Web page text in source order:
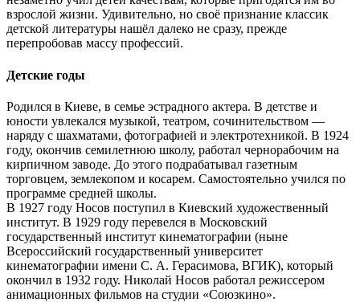
взрослой жизни. Удивительно, но своё признание классик
детской литературы нашёл далеко не сразу, прежде
перепробовав массу профессий.
Детские годы
Родился в Киеве, в семье эстрадного актера. В детстве и
юности увлекался музыкой, театром, сочинительством —
наряду с шахматами, фотографией и электротехникой. В 1924
году, окончив семилетнюю школу, работал чернорабочим на
кирпичном заводе. До этого подрабатывал газетным
торговцем, землекопом и косарем. Самостоятельно учился по
программе средней школы.
В 1927 году Носов поступил в Киевский художественный
институт. В 1929 году перевелся в Московский
государственный институт кинематографии (ныне
Всероссийский государственный университет
кинематографии имени С. А. Герасимова, ВГИК), который
окончил в 1932 году. Николай Носов работал режиссером
анимационных фильмов на студии «Союзкино».